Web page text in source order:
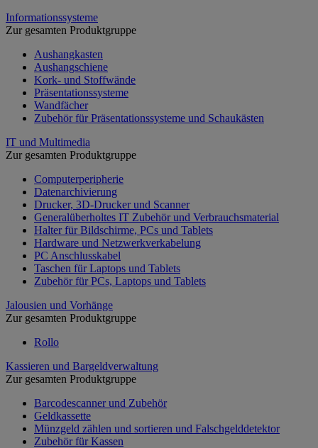
Informationssysteme
Zur gesamten Produktgruppe
Aushangkasten
Aushangschiene
Kork- und Stoffwände
Präsentationssysteme
Wandfächer
Zubehör für Präsentationssysteme und Schaukästen
IT und Multimedia
Zur gesamten Produktgruppe
Computerperipherie
Datenarchivierung
Drucker, 3D-Drucker und Scanner
Generalüberholtes IT Zubehör und Verbrauchsmaterial
Halter für Bildschirme, PCs und Tablets
Hardware und Netzwerkverkabelung
PC Anschlusskabel
Taschen für Laptops und Tablets
Zubehör für PCs, Laptops und Tablets
Jalousien und Vorhänge
Zur gesamten Produktgruppe
Rollo
Kassieren und Bargeldverwaltung
Zur gesamten Produktgruppe
Barcodescanner und Zubehör
Geldkassette
Münzgeld zählen und sortieren und Falschgelddetektor
Zubehör für Kassen